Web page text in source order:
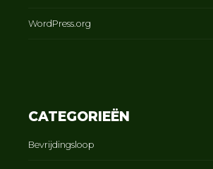
WordPress.org
CATEGORIEËN
Bevrijdingsloop